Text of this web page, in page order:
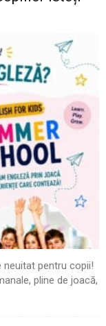
neuitat pentru copii!
pline de joacă,